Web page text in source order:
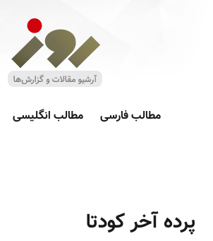
مطالب فارسی مطالب انگلیسی
پرده آخر کودتا